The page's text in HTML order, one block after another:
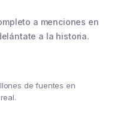
a menciones en
a la historia.
de fuentes en